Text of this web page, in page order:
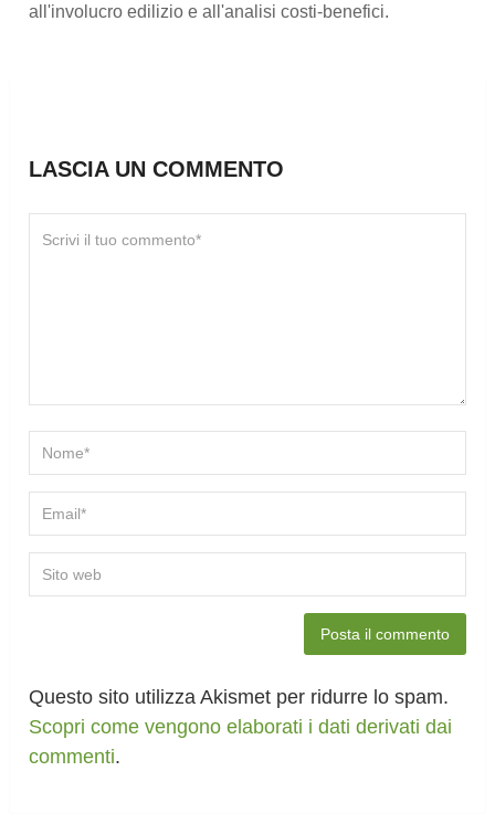
all'involucro edilizio e all'analisi costi-benefici.
LASCIA UN COMMENTO
Questo sito utilizza Akismet per ridurre lo spam.
Scopri come vengono elaborati i dati derivati dai
commenti.